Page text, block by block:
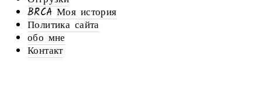
BRCA Моя история
Политика сайта
обо мне
Контакт